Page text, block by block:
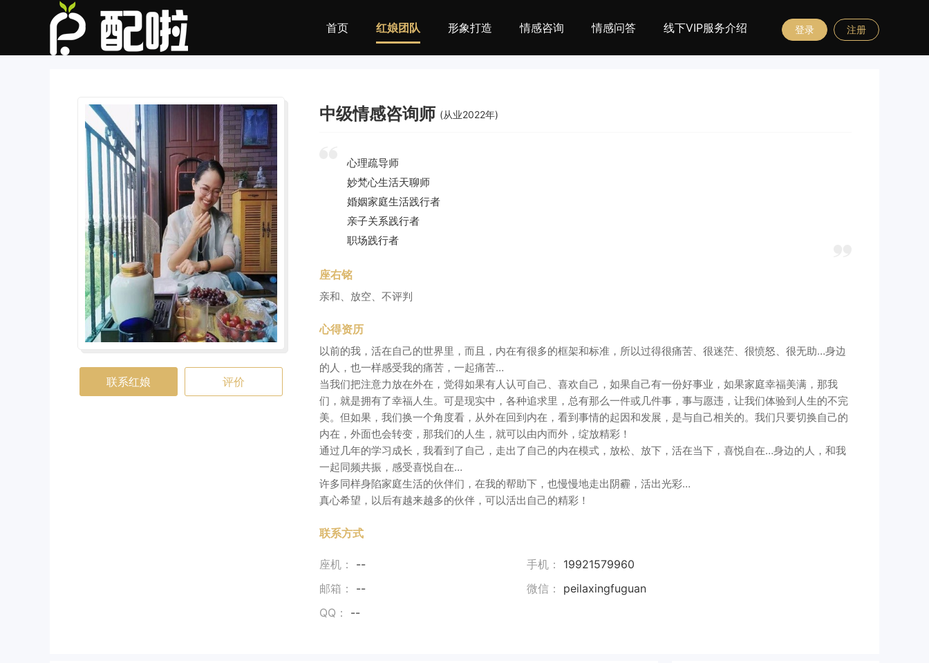
登录 注册
首页 红娘团队 形象打造 情感咨询 情感问答 线下VIP服务介绍
联系红娘 评价
中级情感咨询师 (从业2022年)
心理疏导师
妙梵心生活天聊师
婚姻家庭生活践行者
亲子关系践行者
职场践行者
座右铭
亲和、放空、不评判
心得资历
以前的我，活在自己的世界里，而且，内在有很多的框架和标准，所以过得很痛苦、很迷茫、很愤怒、很无助…身边
的人，也一样感受我的痛苦，一起痛苦…
当我们把注意力放在外在，觉得如果有人认可自己、喜欢自己，如果自己有一份好事业，如果家庭幸福美满，那我
们，就是拥有了幸福人生。可是现实中，各种追求里，总有那么一件或几件事，事与愿违，让我们体验到人生的不完
美。但如果，我们换一个角度看，从外在回到内在，看到事情的起因和发展，是与自己相关的。我们只要切换自己的
内在，外面也会转变，那我们的人生，就可以由内而外，绽放精彩！
通过几年的学习成长，我看到了自己，走出了自己的内在模式，放松、放下，活在当下，喜悦自在…身边的人，和我
一起同频共振，感受喜悦自在…
许多同样身陷家庭生活的伙伴们，在我的帮助下，也慢慢地走出阴霾，活出光彩…
真心希望，以后有越来越多的伙伴，可以活出自己的精彩！
联系方式
座机： -- 手机：
19921579960
邮箱：
-- 微信：
peilaxingfuguan
QQ：
--